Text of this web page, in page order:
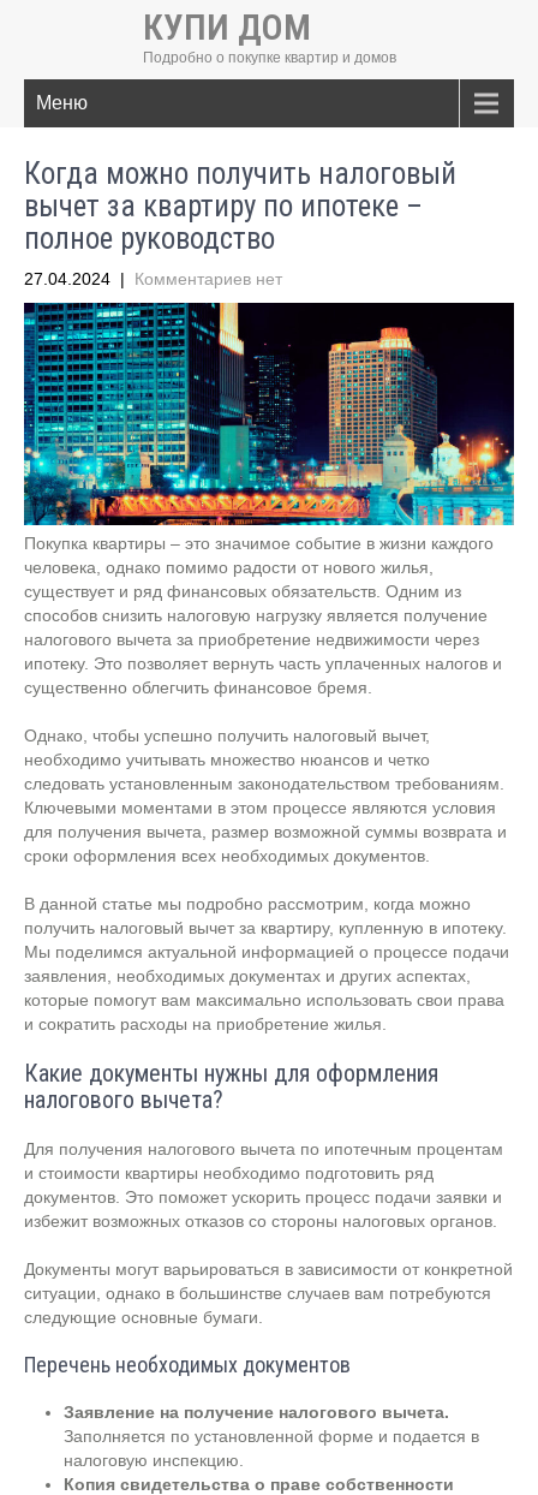
КУПИ ДОМ
Подробно о покупке квартир и домов
Меню
Когда можно получить налоговый
вычет за квартиру по ипотеке –
полное руководство
27.04.2024 | Комментариев нет
Покупка квартиры – это значимое событие в жизни каждого
человека, однако помимо радости от нового жилья,
существует и ряд финансовых обязательств. Одним из
способов снизить налоговую нагрузку является получение
налогового вычета за приобретение недвижимости через
ипотеку. Это позволяет вернуть часть уплаченных налогов и
существенно облегчить финансовое бремя.
Однако, чтобы успешно получить налоговый вычет,
необходимо учитывать множество нюансов и четко
следовать установленным законодательством требованиям.
Ключевыми моментами в этом процессе являются условия
для получения вычета, размер возможной суммы возврата и
сроки оформления всех необходимых документов.
В данной статье мы подробно рассмотрим, когда можно
получить налоговый вычет за квартиру, купленную в ипотеку.
Мы поделимся актуальной информацией о процессе подачи
заявления, необходимых документах и других аспектах,
которые помогут вам максимально использовать свои права
и сократить расходы на приобретение жилья.
Какие документы нужны для оформления
налогового вычета?
Для получения налогового вычета по ипотечным процентам
и стоимости квартиры необходимо подготовить ряд
документов. Это поможет ускорить процесс подачи заявки и
избежит возможных отказов со стороны налоговых органов.
Документы могут варьироваться в зависимости от конкретной
ситуации, однако в большинстве случаев вам потребуются
следующие основные бумаги.
Перечень необходимых документов
Заявление на получение налогового вычета.
Заполняется по установленной форме и подается в
налоговую инспекцию.
Копия свидетельства о праве собственности